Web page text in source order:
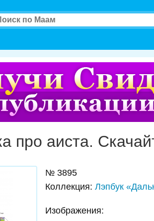
про аиста.
№ 3895
Коллекция:Лэпбук
Изображения: